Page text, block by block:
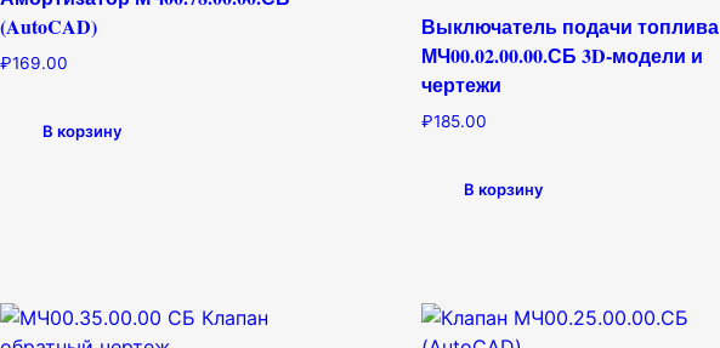
(AutoCAD)
₽169.00
В корзину
Выключатель подачи топлива
МЧ00.02.00.00.СБ 3D-модели и
чертежи
₽185.00
В корзину